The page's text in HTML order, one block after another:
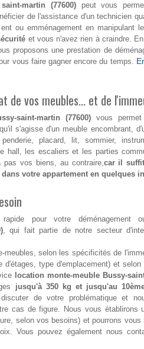
saint-martin (77600)peut vous
de l'assistance d'un technicien
ou emménagement en manipulant
et vous n'avez rien à craindre.
proposons une prestation de
vous faire gagner encore du temps.
de vos meubles... et de
saint-martin (77600) vous permet
s'agisse d'un meuble encombrant,
placard, lit, sommier,
hall, les escaliers et les parties
pas vos biens, au contraire,car il
votre appartement en quelques
pour votre déménagement
, qui fait partie de notre secteur
meubles, selon les spécificités de
type d'emplacement) et selon
location monte-meuble Bussy-
jusqu'à 350 kg et jusqu'au
de votre problématique et
cas de figure. Nous vous établirons
selon vos besoins) et pourrons vous
Vous pouvez également nous